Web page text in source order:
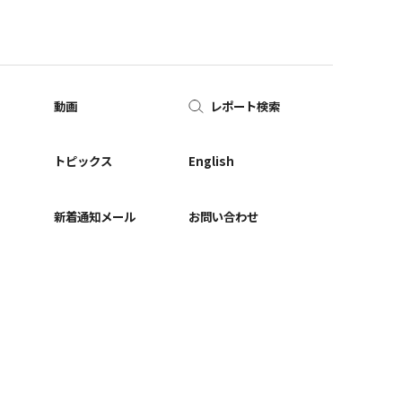
動画
トピックス
新着通知メール
レポート検索
English
お問い合わせ